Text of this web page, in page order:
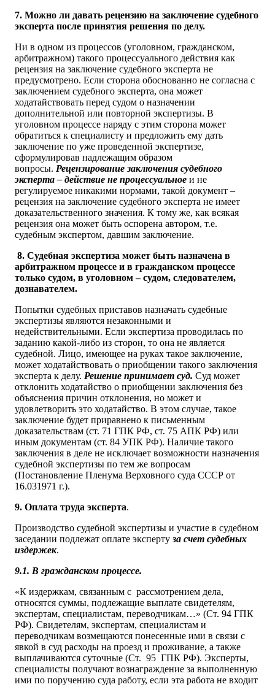
7. Можно ли давать рецензию на заключение судебного
эксперта после принятия решения по делу.
Ни в одном из процессов (уголовном, гражданском,
арбитражном) такого процессуального действия как
рецензия на заключение судебного эксперта не
предусмотрено. Если сторона обоснованно не согласна с
заключением судебного эксперта, она может
ходатайствовать перед судом о назначении
дополнительной или повторной экспертизы. В
уголовном процессе наряду с этим сторона может
обратиться к специалисту и предложить ему дать
заключение по уже проведенной экспертизе,
сформулировав надлежащим образом
вопросы. Рецензирование заключения судебного
эксперта – действие не процессуальное и не
регулируемое никакими нормами, такой документ –
рецензия на заключение судебного эксперта не имеет
доказательственного значения. К тому же, как всякая
рецензия она может быть оспорена автором, т.е.
судебным экспертом, давшим заключение.
8. Судебная экспертиза может быть назначена в
арбитражном процессе и в гражданском процессе
только судом, в уголовном – судом, следователем,
дознавателем.
Попытки судебных приставов назначать судебные
экспертизы являются незаконными и
недействительными. Если экспертиза проводилась по
заданию какой-либо из сторон, то она не является
судебной. Лицо, имеющее на руках такое заключение,
может ходатайствовать о приобщении такого заключения
эксперта к делу. Решение принимает суд. Суд может
отклонить ходатайство о приобщении заключения без
объяснения причин отклонения, но может и
удовлетворить это ходатайство. В этом случае, такое
заключение будет приравнено к письменным
доказательствам (ст. 71 ГПК РФ, ст. 75 АПК РФ) или
иным документам (ст. 84 УПК РФ). Наличие такого
заключения в деле не исключает возможности назначения
судебной экспертизы по тем же вопросам
(Постановление Пленума Верховного суда СССР от
16.031971 г.).
9. Оплата труда эксперта.
Производство судебной экспертизы и участие в судебном
заседании подлежат оплате эксперту за счет судебных
издержек.
9.1. В гражданском процессе.
«К издержкам, связанным с рассмотрением дела,
относятся суммы, подлежащие выплате свидетелям,
экспертам, специалистам, переводчикам…» (Ст. 94 ГПК
РФ). Свидетелям, экспертам, специалистам и
переводчикам возмещаются понесенные ими в связи с
явкой в суд расходы на проезд и проживание, а также
выплачиваются суточные (Ст. 95 ГПК РФ). Эксперты,
специалисты получают вознаграждение за выполненную
ими по поручению суда работу, если эта работа не входит